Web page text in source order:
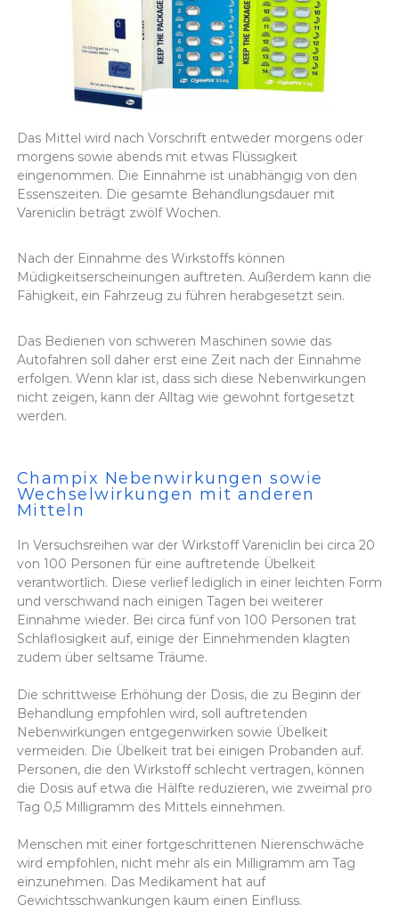
Das Mittel wird nach Vorschrift entweder morgens oder
morgens sowie abends mit etwas Flüssigkeit
eingenommen. Die Einnahme ist unabhängig von den
Essenszeiten. Die gesamte Behandlungsdauer mit
Vareniclin beträgt zwölf Wochen.
Nach der Einnahme des Wirkstoffs können
Müdigkeitserscheinungen auftreten. Außerdem kann die
Fähigkeit, ein Fahrzeug zu führen herabgesetzt sein.
Das Bedienen von schweren Maschinen sowie das
Autofahren soll daher erst eine Zeit nach der Einnahme
erfolgen. Wenn klar ist, dass sich diese Nebenwirkungen
nicht zeigen, kann der Alltag wie gewohnt fortgesetzt
werden.
Champix Nebenwirkungen sowie
Wechselwirkungen mit anderen
Mitteln
In Versuchsreihen war der Wirkstoff Vareniclin bei circa 20
von 100 Personen für eine auftretende Übelkeit
verantwortlich. Diese verlief lediglich in einer leichten Form
und verschwand nach einigen Tagen bei weiterer
Einnahme wieder. Bei circa fünf von 100 Personen trat
Schlaflosigkeit auf, einige der Einnehmenden klagten
zudem über seltsame Träume.
Die schrittweise Erhöhung der Dosis, die zu Beginn der
Behandlung empfohlen wird, soll auftretenden
Nebenwirkungen entgegenwirken sowie Übelkeit
vermeiden. Die Übelkeit trat bei einigen Probanden auf.
Personen, die den Wirkstoff schlecht vertragen, können
die Dosis auf etwa die Hälfte reduzieren, wie zweimal pro
Tag 0,5 Milligramm des Mittels einnehmen.
Menschen mit einer fortgeschrittenen Nierenschwäche
wird empfohlen, nicht mehr als ein Milligramm am Tag
einzunehmen. Das Medikament hat auf
Gewichtsschwankungen kaum einen Einfluss.